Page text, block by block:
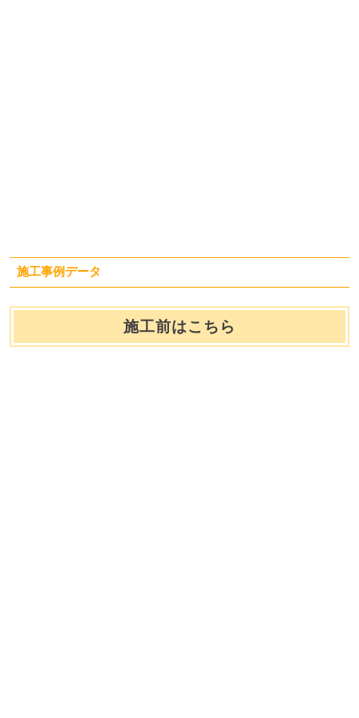
施工事例データ
施工前はこちら